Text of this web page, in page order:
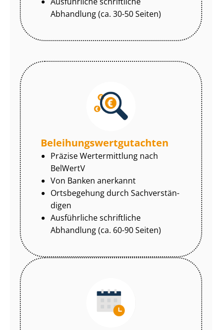
Abhandlung (ca. 30-50 Seiten)
Be­lei­hungs­wert­gut­ach­ten
Präzise Wertermittlung nach
BelWertV
Von Banken anerkannt
Ortsbegehung durch Sach­ver­stän­
di­gen
Ausführliche schriftliche
Abhandlung (ca. 60-90 Seiten)